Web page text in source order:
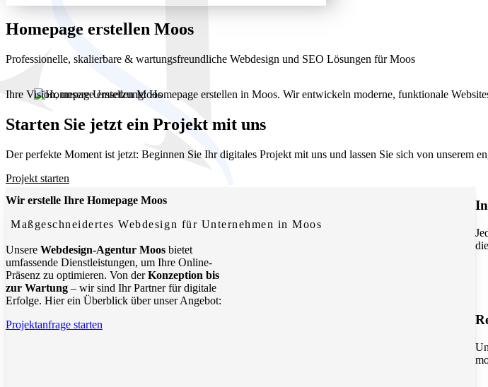
Homepage erstellen Moos
Professionelle, skalierbare & wartungsfreundliche Webdesign und SEO Lösungen für Moos
Ihre Vision, unsere Umsetzung: Homepage erstellen in Moos. Wir entwickeln moderne, funktionale
Starten Sie jetzt ein Projekt mit uns
Der perfekte Moment ist jetzt: Beginnen Sie Ihr digitales Projekt mit uns und lassen Sie sich von unserem
Projekt starten
Wir erstelle Ihre Homepage Moos
Maßgeschneidertes Webdesign für Unternehmen in Moos
Unsere Webdesign-Agentur Moos bietet
umfassende Dienstleistungen, um Ihre Online-
Präsenz zu optimieren. Von derKonzeption bis
zur Wartung – wir sind Ihr Partner für digitale
Erfolge. Hier ein Überblick über unser Angebot:
Projektanfrage starten